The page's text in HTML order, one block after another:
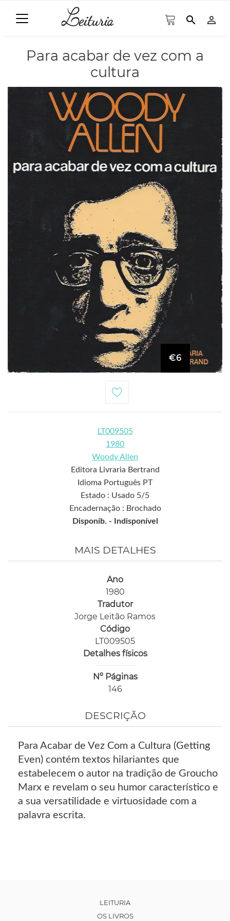
search person_outline
Para acabar de vez com a
cultura
€6
LT009505
1980
Woody Allen
Editora Livraria Bertrand
Idioma Português PT
Estado : Usado 5/5
Encadernação : Brochado
Disponib. -
Indisponível
MAIS DETALHES
Ano
1980
Tradutor
Jorge Leitão Ramos
Código
LT009505
Detalhes físicos
Nº Páginas
146
DESCRIÇÃO
Para Acabar de Vez Com a Cultura (Getting
Even) contém textos hilariantes que
estabelecem o autor na tradição de Groucho
Marx e revelam o seu humor característico e
a sua versatilidade e virtuosidade com a
palavra escrita.
LEITURIA
OS LIVROS